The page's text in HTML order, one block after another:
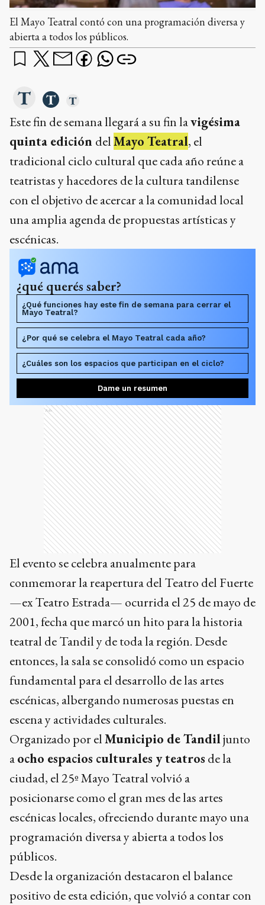
El Mayo Teatral contó con una programación diversa y
abierta a todos los públicos.
Este fin de semana llegará a su fin lavigésima
quinta edición delMayo Teatral, el
tradicional ciclo cultural que cada año reúne a
teatristas y hacedores de la cultura tandilense
con el objetivo de acercar a la comunidad local
una amplia agenda de propuestas artísticas y
escénicas.
¿qué querés saber?
¿Qué funciones hay este fin de semana para cerrar el
Mayo Teatral?
¿Por qué se celebra el Mayo Teatral cada año?
¿Cuáles son los espacios que participan en el ciclo?
Dame un resumen
Ads
El evento se celebra anualmente para
conmemorar la reapertura del Teatro del Fuerte
—ex Teatro Estrada— ocurrida el 25 de mayo de
2001, fecha que marcó un hito para la historia
teatral de Tandil y de toda la región. Desde
entonces, la sala se consolidó como un espacio
fundamental para el desarrollo de las artes
escénicas, albergando numerosas puestas en
escena y actividades culturales.
Organizado por elMunicipio de Tandiljunto
aocho espacios culturales y teatros de la
ciudad, el 25º Mayo Teatral volvió a
posicionarse como el gran mes de las artes
escénicas locales, ofreciendo durante mayo una
programación diversa y abierta a todos los
públicos.
Desde la organización destacaron el balance
positivo de esta edición, que volvió a contar con